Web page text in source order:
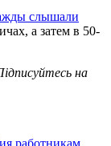
слышали
а затем в 50-
на
работникам